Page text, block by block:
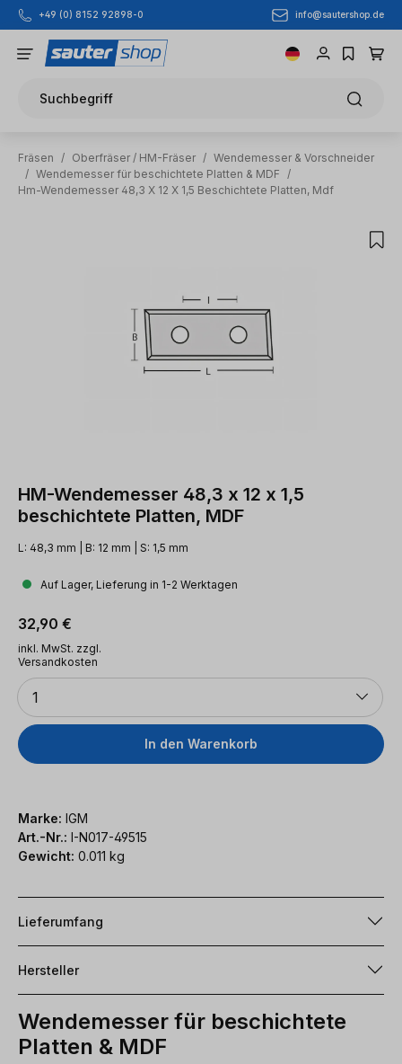
Zum Hauptinhalt springen
+49 (0) 8152 92898-0 info@sautershop.de
Suchbegriff
Fräsen / Oberfräser / HM-Fräser / Wendemesser & Vorschneider
/ Wendemesser für beschichtete Platten & MDF
/
Hm-Wendemesser 48,3 X 12 X 1,5 Beschichtete Platten, Mdf
HM-Wendemesser 48,3 x 12 x 1,5
beschichtete Platten, MDF
L: 48,3 mm | B: 12 mm | S: 1,5 mm
Auf Lager, Lieferung in 1-2 Werktagen
Regulärer Preis:
32,90 €
inkl. MwSt. zzgl.
Versandkosten
Anzahl
1
In den Warenkorb
Marke: IGM
Art.-Nr.: I-N017-49515
Gewicht: 0.011 kg
Lieferumfang
Hersteller
Wendemesser für beschichtete
Platten & MDF